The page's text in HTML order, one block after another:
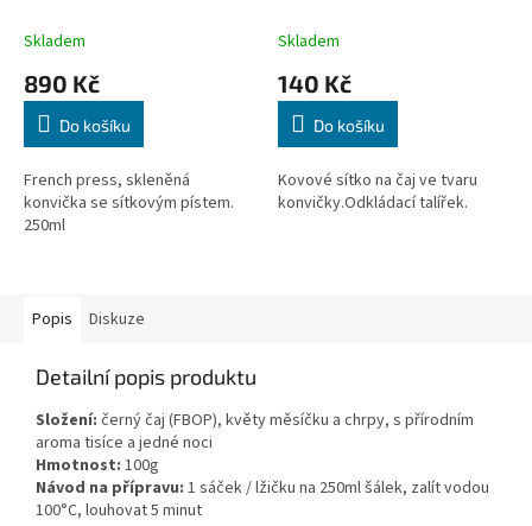
Skladem
890 Kč
Do košíku
French press, skleněná
konvička se sítkovým pístem.
250ml
Skladem
140 Kč
Do košíku
Kovové sítko na čaj ve tvaru
konvičky.Odkládací talířek.
Popis Diskuze
Detailní popis produktu
Složení: černý čaj (FBOP), květy měsíčku a chrpy, s přírodním
aroma tisíce a jedné noci
Hmotnost: 100g
Návod na přípravu: 1 sáček / lžičku na 250ml šálek, zalít vodou
100°C, louhovat 5 minut